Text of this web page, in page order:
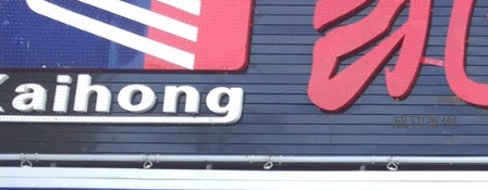
成功案例